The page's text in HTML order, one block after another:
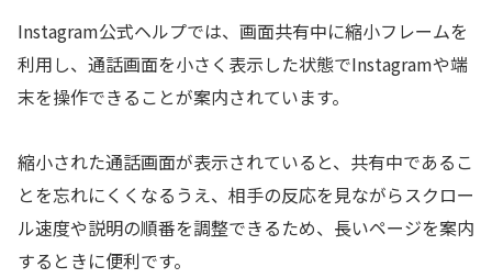
Instagram公式ヘルプでは、画面共有中に縮小フレームを
利用し、通話画面を小さく表示した状態でInstagramや端
末を操作できることが案内されています。
縮小された通話画面が表示されていると、共有中であるこ
とを忘れにくくなるうえ、相手の反応を見ながらスクロー
ル速度や説明の順番を調整できるため、長いページを案内
するときに便利です。